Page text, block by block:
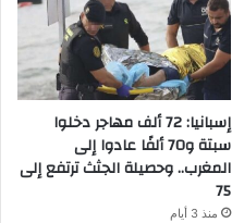
إسبانيا: 72 ألف مهاجر دخلوا
سبتة و70 ألفًا عادوا إلى
المغرب.. وحصيلة الجثث ترتفع إلى
75
منذ 3 أيام